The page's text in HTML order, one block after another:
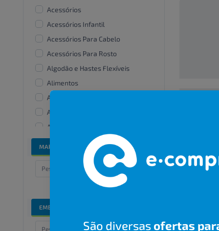
Acessórios
Acessórios Infantil
Acessórios Para Cabelo
Acessórios Para Rosto
Algodão e Hastes Flexíveis
Alimentos
Alisantes
Amaciante De Roupas
Aparelhos e acessórios
bucais
Bandanas e lenços
Banho e cuidados especiais
Branqueadores dentais
MARCAS
EMBALAGENS
São diversas ofertas